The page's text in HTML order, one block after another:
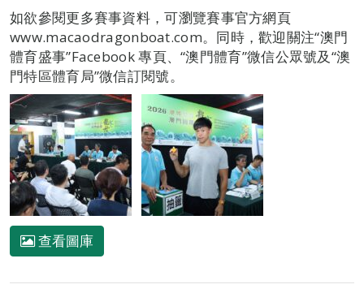
如欲參閱更多賽事資料，可瀏覽賽事官方網頁
www.macaodragonboat.com。同時，歡迎關注“澳門
體育盛事”Facebook 專頁、“澳門體育”微信公眾號及“澳
門特區體育局”微信訂閱號。
查看圖庫